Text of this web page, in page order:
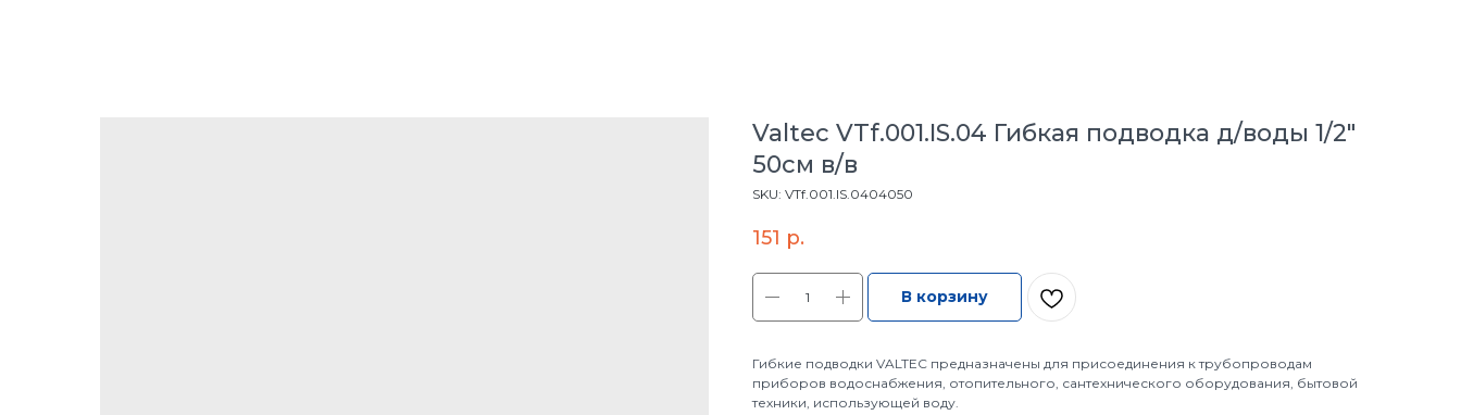
Valtec VTf.001.IS.04 Гибкая подводка д/воды 1/2"
50см в/в
SKU: VTf.001.IS.0404050
151 р.
В корзину
Гибкие подводки VALTEC предназначены для присоединения к трубопроводам
приборов водоснабжения, отопительного, сантехнического оборудования, бытовой
техники, использующей воду.